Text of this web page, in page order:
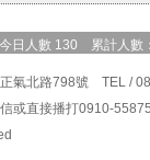
今日人數 130 累計人數
氣北路798號 TEL /
或直接播打0910-